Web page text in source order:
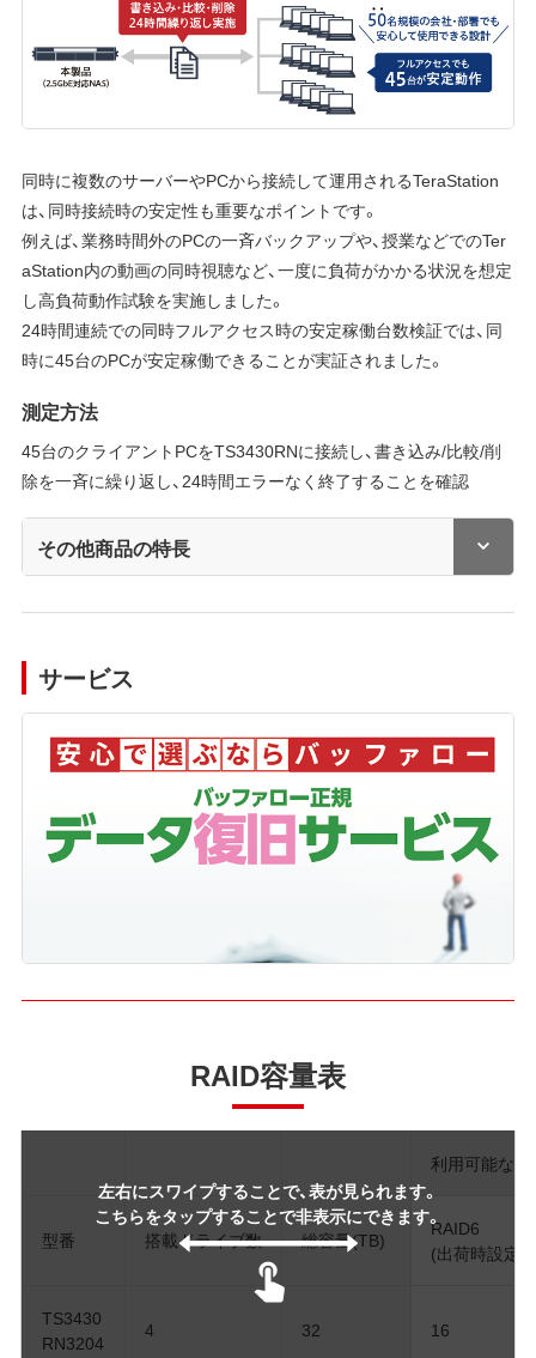
同時に複数のサーバーやPCから接続して運用されるTeraStation
は、同時接続時の安定性も重要なポイントです。
例えば、業務時間外のPCの一斉バックアップや、授業などでのTer
aStation内の動画の同時視聴など、一度に負荷がかかる状況を想定
し高負荷動作試験を実施しました。
24時間連続での同時フルアクセス時の安定稼働台数検証では、同
時に45台のPCが安定稼働できることが実証されました。
測定方法
45台のクライアントPCをTS3430RNに接続し、書き込み/比較/削
除を一斉に繰り返し、24時間エラーなく終了することを確認
その他商品の特長
サービス
RAID容量表
左右にスワイプすることで、表が見られます。
こちらをタップすることで非表示にできます。
利用可能な
型番 搭載ドライブ数 総容量(TB)
RAID6
(出荷時設定)
TS3430
RN3204
4 32 16